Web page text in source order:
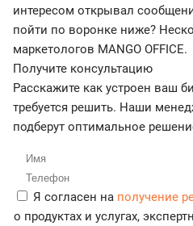
интересом открывал
пойти по воронке ниже?
маркетологов MANGO OFFICE.
Получите консультацию
Расскажите как устроен ваш
требуется решить. Наши
подберут оптимальное
Я согласен на получение
о продуктах и услугах,